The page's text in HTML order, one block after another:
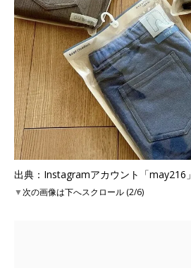
出典：Instagramアカウント「may216」
▼次の画像は下へスクロール (2/6)